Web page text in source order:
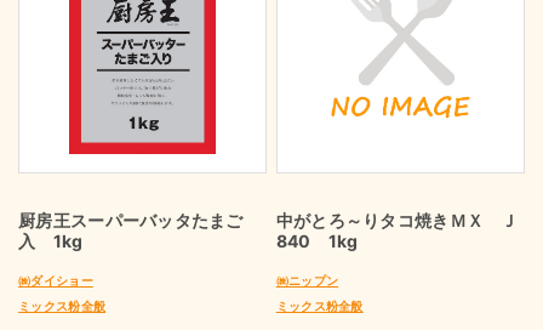
厨房王スーパーバッタたまご
入 1kg
㈱ダイショー
ミックス粉全般
中がとろ～りタコ焼きＭＸ Ｊ
840 1kg
㈱ニップン
ミックス粉全般